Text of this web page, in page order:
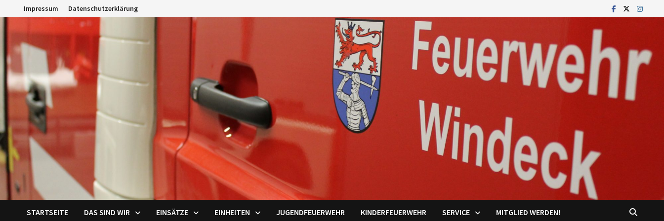
Inhalt
springen
Impressum Datenschutzerklärung
STARTSEITE DAS SIND WIR EINSÄTZE EINHEITEN JUGENDFEUERWEHR KINDERFEUERWEHR SERVICE MITGLIED WERDEN!